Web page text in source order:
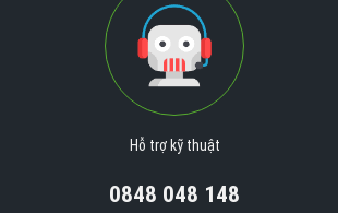
Hỗ trợ kỹ thuật
0848 048 148